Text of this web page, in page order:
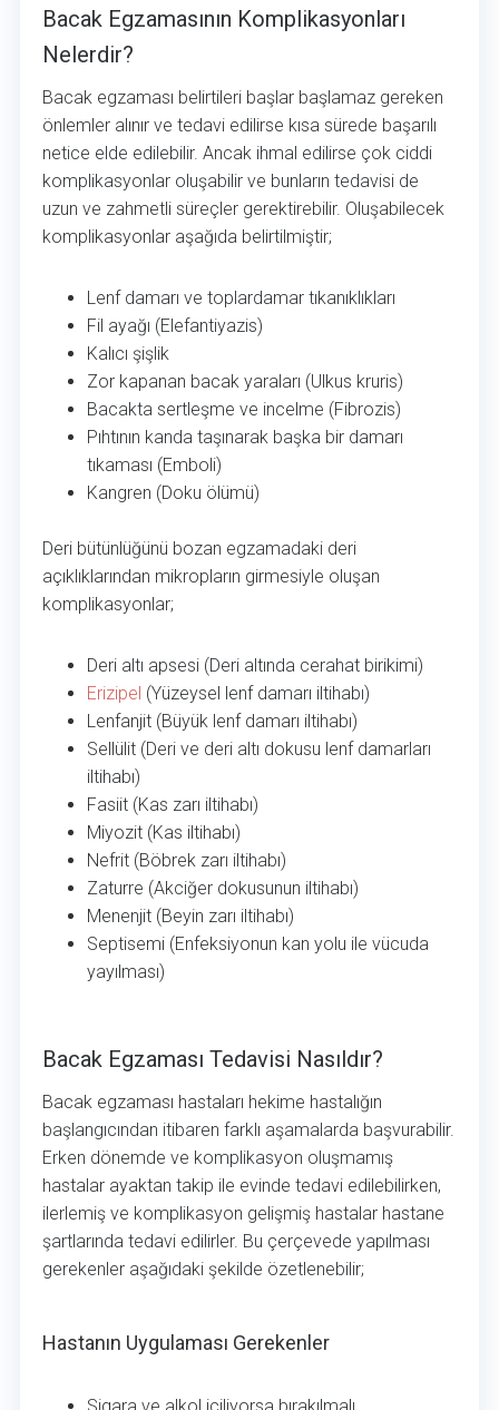
Bacak Egzamasının Komplikasyonları
Nelerdir?
Bacak egzaması belirtileri başlar başlamaz gereken
önlemler alınır ve tedavi edilirse kısa sürede başarılı
netice elde edilebilir. Ancak ihmal edilirse çok ciddi
komplikasyonlar oluşabilir ve bunların tedavisi de
uzun ve zahmetli süreçler gerektirebilir. Oluşabilecek
komplikasyonlar aşağıda belirtilmiştir;
Lenf damarı ve toplardamar tıkanıklıkları
Fil ayağı (Elefantiyazis)
Kalıcı şişlik
Zor kapanan bacak yaraları (Ulkus kruris)
Bacakta sertleşme ve incelme (Fibrozis)
Pıhtının kanda taşınarak başka bir damarı
tıkaması (Emboli)
Kangren (Doku ölümü)
Deri bütünlüğünü bozan egzamadaki deri
açıklıklarından mikropların girmesiyle oluşan
komplikasyonlar;
Deri altı apsesi (Deri altında cerahat birikimi)
Erizipel (Yüzeysel lenf damarı iltihabı)
Lenfanjit (Büyük lenf damarı iltihabı)
Sellülit (Deri ve deri altı dokusu lenf damarları
iltihabı)
Fasiit (Kas zarı iltihabı)
Miyozit (Kas iltihabı)
Nefrit (Böbrek zarı iltihabı)
Zaturre (Akciğer dokusunun iltihabı)
Menenjit (Beyin zarı iltihabı)
Septisemi (Enfeksiyonun kan yolu ile vücuda
yayılması)
Bacak Egzaması Tedavisi Nasıldır?
Bacak egzaması hastaları hekime hastalığın
başlangıcından itibaren farklı aşamalarda başvurabilir.
Erken dönemde ve komplikasyon oluşmamış
hastalar ayaktan takip ile evinde tedavi edilebilirken,
ilerlemiş ve komplikasyon gelişmiş hastalar hastane
şartlarında tedavi edilirler. Bu çerçevede yapılması
gerekenler aşağıdaki şekilde özetlenebilir;
Hastanın Uygulaması Gerekenler